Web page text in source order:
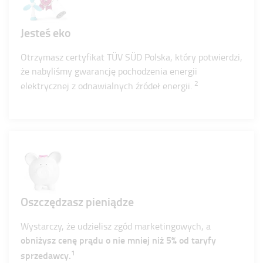
Jesteś eko
Otrzymasz certyfikat TÜV SÜD Polska, który potwierdzi,
że nabyliśmy gwarancję pochodzenia energii
elektrycznej z odnawialnych źródeł energii. 2
Oszczędzasz pieniądze
Wystarczy, że udzielisz zgód marketingowych, a
obniżysz cenę prądu o nie mniej niż 5% od taryfy
sprzedawcy.1